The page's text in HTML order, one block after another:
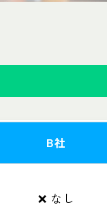
B社
❌ なし